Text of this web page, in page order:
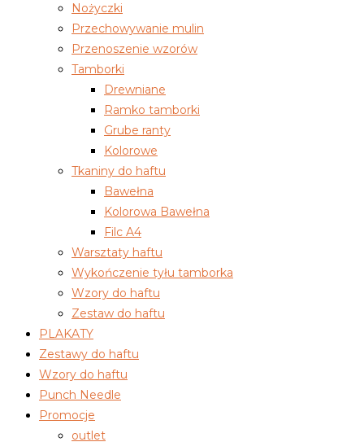
Nożyczki
Przechowywanie mulin
Przenoszenie wzorów
Tamborki
Drewniane
Ramko tamborki
Grube ranty
Kolorowe
Tkaniny do haftu
Bawełna
Kolorowa Bawełna
Filc A4
Warsztaty haftu
Wykończenie tyłu tamborka
Wzory do haftu
Zestaw do haftu
PLAKATY
Zestawy do haftu
Wzory do haftu
Punch Needle
Promocje
outlet